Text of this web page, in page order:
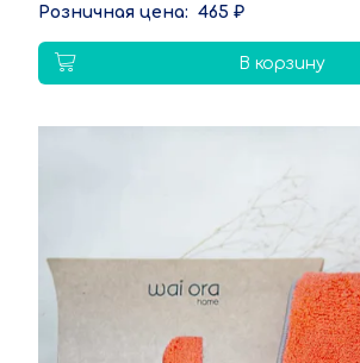
465 ₽
В корзину